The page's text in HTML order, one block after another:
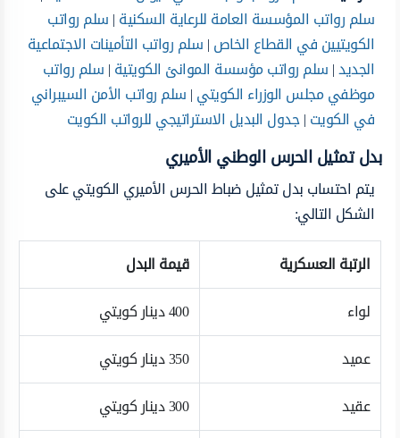
سلم رواتب المؤسسة العامة للرعاية السكنية|سلم رواتب
الكويتيين في القطاع الخاص|سلم رواتب التأمينات الاجتماعية
الجديد|سلم رواتب مؤسسة الموانئ الكويتية|سلم رواتب
موظفي مجلس الوزراء الكويتي|سلم رواتب الأمن السيبراني
في الكويت|جدول البديل الاستراتيجي للرواتب الكويت
بدل تمثيل الحرس الوطني الأميري
يتم احتساب بدل تمثيل ضباط الحرس الأميري الكويتي على
الشكل التالي:
الرتبة العسكرية
قيمة البدل
لواء
400 دينار كويتي
عميد
350 دينار كويتي
عقيد
300 دينار كويتي